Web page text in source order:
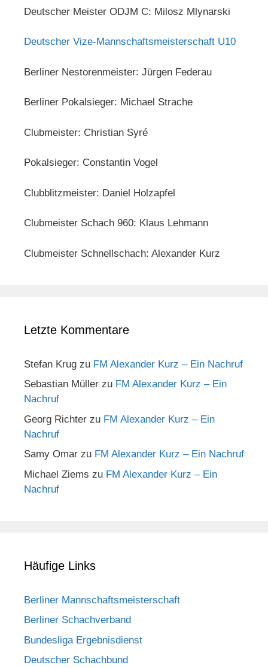
Deutscher Meister ODJM C: Milosz Mlynarski
Deutscher Vize-Mannschaftsmeisterschaft U10
Berliner Nestorenmeister: Jürgen Federau
Berliner Pokalsieger: Michael Strache
Clubmeister: Christian Syré
Pokalsieger: Constantin Vogel
Clubblitzmeister: Daniel Holzapfel
Clubmeister Schach 960: Klaus Lehmann
Clubmeister Schnellschach: Alexander Kurz
Letzte Kommentare
Stefan Krug zu FM Alexander Kurz – Ein Nachruf
Sebastian Müller zu FM Alexander Kurz – Ein
Nachruf
Georg Richter zu FM Alexander Kurz – Ein
Nachruf
Samy Omar zu FM Alexander Kurz – Ein Nachruf
Michael Ziems zu FM Alexander Kurz – Ein
Nachruf
Häufige Links
Berliner Mannschaftsmeisterschaft
Berliner Schachverband
Bundesliga Ergebnisdienst
Deutscher Schachbund